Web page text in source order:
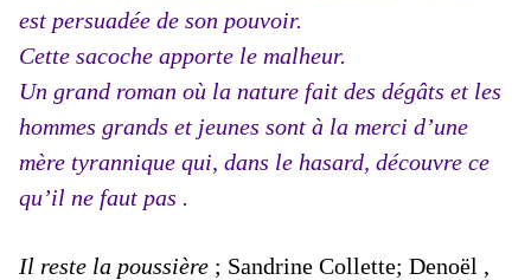
est persuadée de son pouvoir.
Cette sacoche apporte le malheur.
Un grand roman où la nature fait des dégâts et les
hommes grands et jeunes sont à la merci d’une
mère tyrannique qui, dans le hasard, découvre ce
qu’il ne faut pas .
Il reste la poussière ; Sandrine Collette; Denoël ,